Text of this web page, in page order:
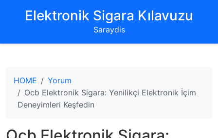
‌Elektronik Sigara Kılavuzu‌
Saraydis
HOME
Yorum
Ocb Elektronik Sigara: Yenilikçi Elektronik İçim
Deneyimleri Keşfedin